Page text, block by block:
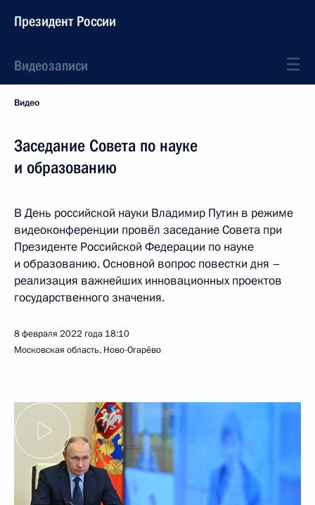
Президент России
Видеозаписи
Видео
Заседание Совета по науке
и образованию
В День российской науки Владимир Путин в режиме
видеоконференции провёл заседание Совета при
Президенте Российской Федерации по науке
и образованию. Основной вопрос повестки дня –
реализация важнейших инновационных проектов
государственного значения.
8 февраля 2022 года 18:10
Московская область, Ново-Огарёво